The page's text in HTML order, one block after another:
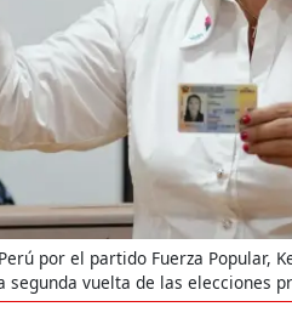
por el partido Fuerza Popular,
vuelta de las elecciones
Un
7,1 se
julio en
al sur de